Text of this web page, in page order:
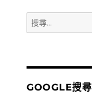
搜
尋
字:
GOOGLE搜尋